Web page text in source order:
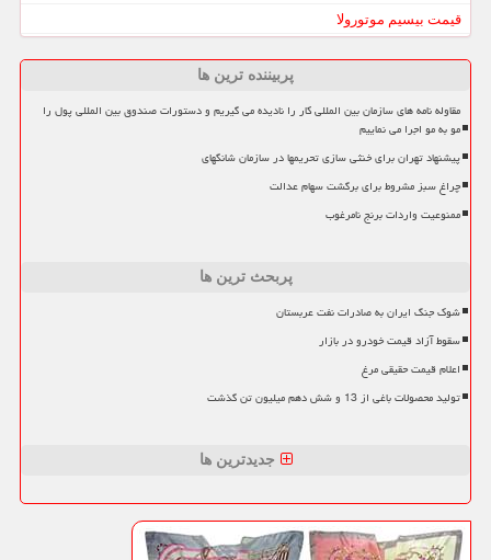
قیمت بیسیم موتورولا
پربیننده ترین ها
مقاوله نامه های سازمان بین المللی کار را نادیده می گیریم و دستورات صندوق بین المللی پول را
مو به مو اجرا می نماییم
پیشنهاد تهران برای خنثی سازی تحریمها در سازمان شانگهای
چراغ سبز مشروط برای برگشت سهام عدالت
ممنوعیت واردات برنج نامرغوب
پربحث ترین ها
شوک جنگ ایران به صادرات نفت عربستان
سقوط آزاد قیمت خودرو در بازار
اعلام قیمت حقیقی مرغ
تولید محصولات باغی از 13 و شش دهم میلیون تن گذشت
جدیدترین ها